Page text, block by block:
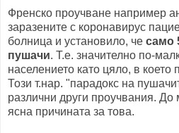
Френско проучване например
заразените с коронавирус
болница и установило, че само
пушачи. Т.е. значително по-
населението като цяло, в което
Този т.нар. "парадокс на
различни други проучвания.
ясна причината за това.